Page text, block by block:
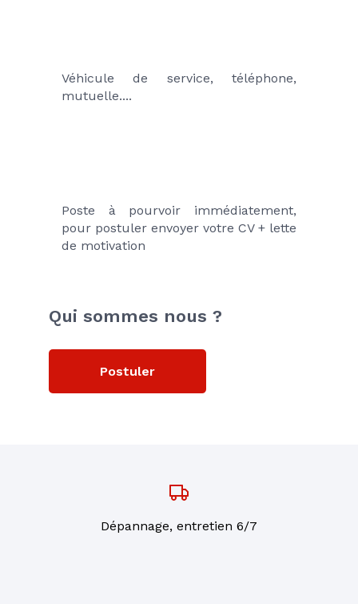
Véhicule de service, téléphone,
mutuelle....
Poste à pourvoir immédiatement,
pour postuler envoyer votre CV + lette
de motivation
Qui sommes nous ?
Postuler
Dépannage, entretien 6/7